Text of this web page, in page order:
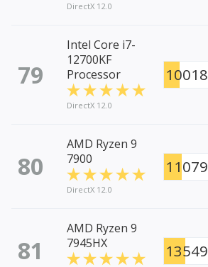
DirectX 12.0
79
Intel Core i7-
12700KF
Processor
DirectX 12.0
10018
80
AMD Ryzen 9
7900
DirectX 12.0
11079
81
AMD Ryzen 9
7945HX
13549